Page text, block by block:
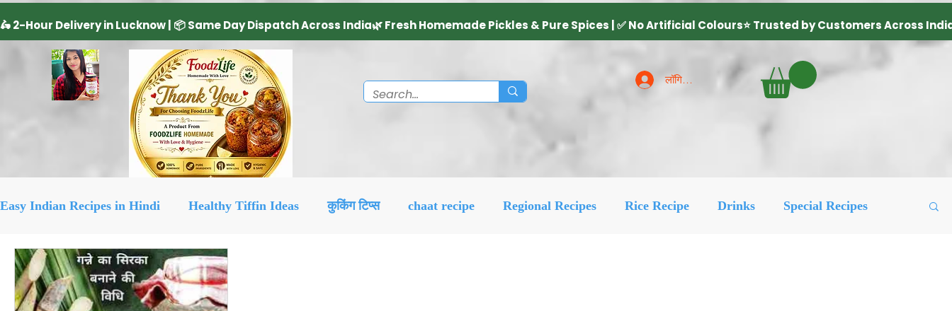
लॉगिन करें
Easy Indian Recipes in Hindi Healthy Tiffin Ideas कुकिंग टिप्स chaat recipe Regional Recipes Rice Recipe Drinks Special Recipes
Dairy Product cake recipe सिरका रेसिपीज